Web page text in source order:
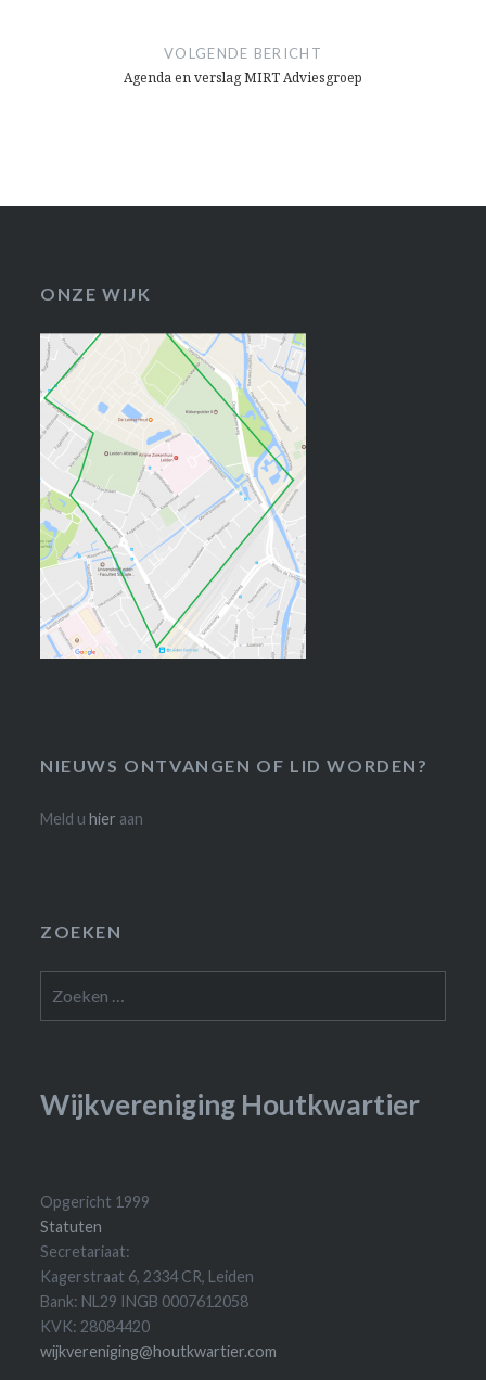
VOLGENDE BERICHT
Agenda en verslag MIRT Adviesgroep
ONZE WIJK
NIEUWS ONTVANGEN OF LID WORDEN?
Meld uhier aan
ZOEKEN
naar:
Wijkvereniging Houtkwartier
Opgericht 1999
Statuten
Secretariaat:
Kagerstraat 6, 2334 CR, Leiden
Bank: NL29 INGB 0007612058
KVK: 28084420
wijkvereniging@houtkwartier.com